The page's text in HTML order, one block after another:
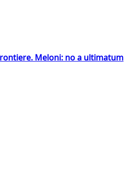
Meloni: no a ultimatum